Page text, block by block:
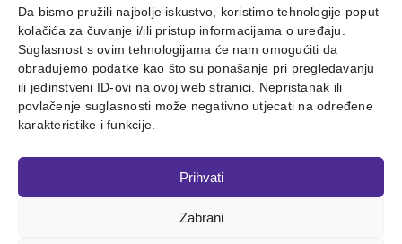
Da bismo pružili najbolje iskustvo, koristimo tehnologije poput
kolačića za čuvanje i/ili pristup informacijama o uređaju.
Suglasnost s ovim tehnologijama će nam omogućiti da
obrađujemo podatke kao što su ponašanje pri pregledavanju
ili jedinstveni ID-ovi na ovoj web stranici. Nepristanak ili
povlačenje suglasnosti može negativno utjecati na određene
karakteristike i funkcije.
Prihvati
Zabrani